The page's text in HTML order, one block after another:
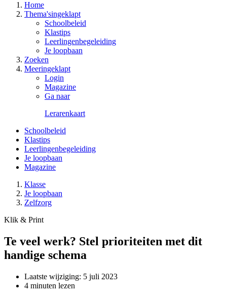
Home
Thema'singeklapt
Schoolbeleid
Klastips
Leerlingenbegeleiding
Je loopbaan
Zoeken
Meeringeklapt
Login
Magazine
Ga naar
Lerarenkaart
Schoolbeleid
Klastips
Leerlingenbegeleiding
Je loopbaan
Magazine
Klasse
Je loopbaan
Zelfzorg
Klik & Print
Te veel werk? Stel prioriteiten met dit
handige schema
Laatste wijziging: 5 juli 2023
4 minuten lezen